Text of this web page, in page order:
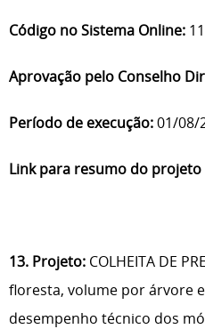
Código no Sistema Online:
Aprovação pelo Conselho
Período de execução:01/08/
Link para resumo do projeto
13. Projeto: COLHEITA DE
floresta, volume por árvore
desempenho técnico dos